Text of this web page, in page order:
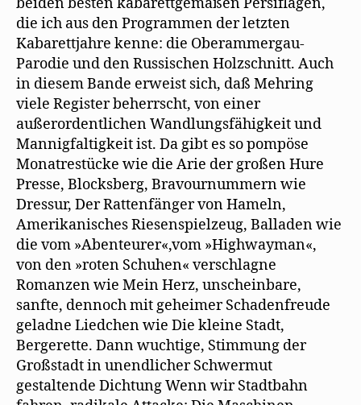
die ich aus den Programmen der letzten
Kabarettjahre kenne: die Oberammergau-
Parodie und den Russischen Holzschnitt. Auch
in diesem Bande erweist sich, daß Mehring
viele Register beherrscht, von einer
außerordentlichen Wandlungsfähigkeit und
Mannigfaltigkeit ist. Da gibt es so pompöse
Monatrestücke wie die Arie der großen Hure
Presse, Blocksberg, Bravournummern wie
Dressur, Der Rattenfänger von Hameln,
Amerikanisches Riesenspielzeug, Balladen wie
die vom »Abenteurer«,vom »Highwayman«,
von den »roten Schuhen« verschlagne
Romanzen wie Mein Herz, unscheinbare,
sanfte, dennoch mit geheimer Schadenfreude
geladne Liedchen wie Die kleine Stadt,
Bergerette. Dann wuchtige, Stimmung der
Großstadt in unendlicher Schwermut
gestaltende Dichtung Wenn wir Stadtbahn